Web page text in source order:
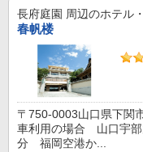
長府庭園 周辺のホテル
春帆楼
〒750-0003山口県下関
車利用の場合 山口宇
分 福岡空港か...